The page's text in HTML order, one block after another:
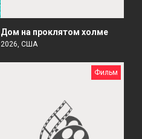
Дом на проклятом холме
2026, США
Фильм